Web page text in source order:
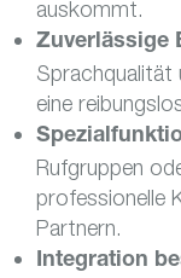
auskommt.
Zuverlässige
Sprachqualität
eine
Rufgruppen
professionelle
Partnern.
Integration